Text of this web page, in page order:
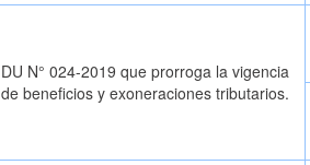
DU N° 024-2019 que prorroga la vigencia
de beneficios y exoneraciones tributarios.